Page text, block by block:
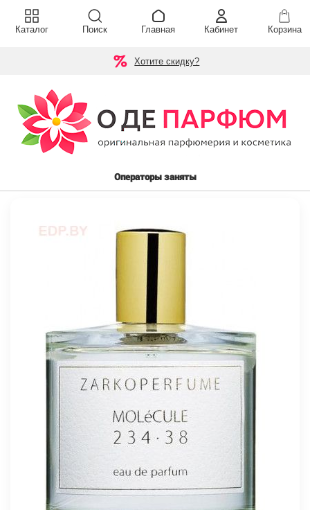
Хотите скидку?
Операторы заняты
Каталог Поиск Главная Кабинет Корзина